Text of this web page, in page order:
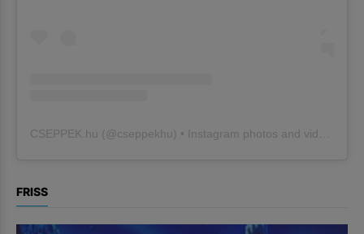
CSEPPEK.hu (@cseppekhu ) • Instagram photos and videos
FRISS